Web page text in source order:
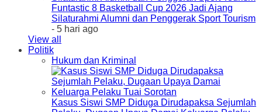
Funtastic 8 Basketball Cup 2026 Jadi Ajang
Silaturahmi Alumni dan Penggerak Sport Tourism
- 5 hari ago
View all
Politik
Hukum dan Kriminal
Kasus Siswi SMP Diduga Dirudapaksa Sejumlah